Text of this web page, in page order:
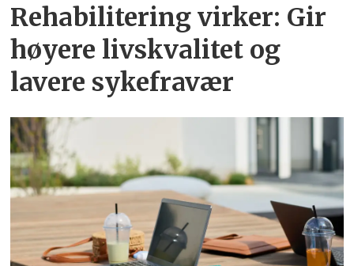
Rehabilitering virker: Gir
høyere livskvalitet og
lavere sykefravær